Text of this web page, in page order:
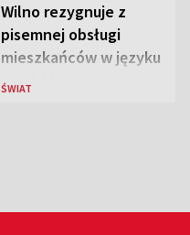
Wilno rezygnuje z
pisemnej obsługi
mieszkańców w języku
rosyjskim
ŚWIAT